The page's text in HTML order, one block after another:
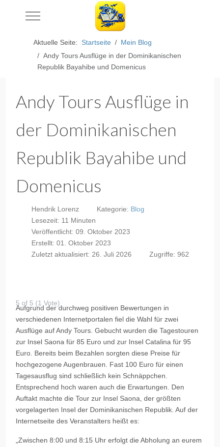
Mobile Menu Toggle
Aktuelle Seite: Startseite
Mein Blog
Andy Tours Ausflüge in der Dominikanischen
Republik Bayahibe und Domenicus
Andy Tours Ausflüge in
der Dominikanischen
Republik Bayahibe und
Domenicus
Hendrik Lorenz Kategorie: Blog
Lesezeit: 11 Minuten
Veröffentlicht: 09. Oktober 2023
Erstellt: 01. Oktober 2023
Zuletzt aktualisiert: 26. Juli 2026
Zugriffe: 962
5 of 5 (1 Vote)
Aufgrund der durchweg positiven Bewertungen in
verschiedenen Internetportalen fiel die Wahl für zwei
Ausflüge auf Andy Tours. Gebucht wurden die Tagestouren
zur Insel Saona für 85 Euro und zur Insel Catalina für 95
Euro. Bereits beim Bezahlen sorgten diese Preise für
hochgezogene Augenbrauen. Fast 100 Euro für einen
Tagesausflug sind schließlich kein Schnäppchen.
Entsprechend hoch waren auch die Erwartungen. Den
Auftakt machte die Tour zur Insel Saona, der größten
vorgelagerten Insel der Dominikanischen Republik. Auf der
Internetseite des Veranstalters heißt es:
„Zwischen 8:00 und 8:15 Uhr erfolgt die Abholung an eurem